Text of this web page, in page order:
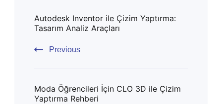
Navigation
Autodesk Inventor ile Çizim Yaptırma:
Tasarım Analiz Araçları
Previous
Moda Öğrencileri İçin CLO 3D ile Çizim
Yaptırma Rehberi